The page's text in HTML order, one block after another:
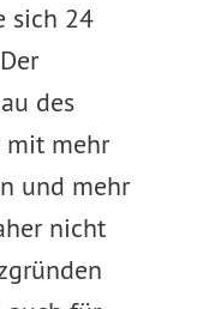
sich 24
des
mit mehr
und mehr
nicht